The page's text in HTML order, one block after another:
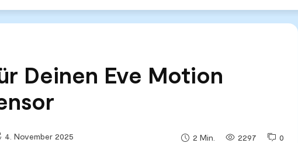
Deinen Eve Motion
4. November 2025 0
2297
2 Min.